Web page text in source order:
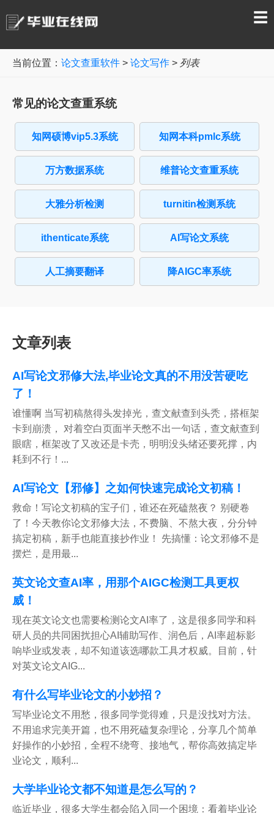
☰
当前位置： 论文查重软件 > 论文写作 > 列表
常见的论文查重系统
知网硕博vip5.3系统 知网本科pmlc系统
万方数据系统 维普论文查重系统
大雅分析检测 turnitin检测系统
ithenticate系统 AI写论文系统
人工摘要翻译 降AIGC率系统
文章列表
AI写论文邪修大法,毕业论文真的不用没苦硬吃
了！
谁懂啊 当写初稿熬得头发掉光，查文献查到头秃，搭框架
卡到崩溃， 对着空白页面半天憋不出一句话，查文献查到
眼瞎，框架改了又改还是卡壳，明明没头绪还要死撑，内
耗到不行！...
AI写论文【邪修】之如何快速完成论文初稿！
救命！写论文初稿的宝子们，谁还在死磕熬夜？ 别硬卷
了！今天教你论文邪修大法，不费脑、不熬大夜，分分钟
搞定初稿，新手也能直接抄作业！ 先搞懂：论文邪修不是
摆烂，是用最...
英文论文查AI率，用那个AIGC检测工具更权
威！
现在英文论文也需要检测论文AI率了，这是很多同学和科
研人员的共同困扰担心AI辅助写作、润色后，AI率超标影
响毕业或发表，却不知道该选哪款工具才权威。目前，针
对英文论文AIG...
有什么写毕业论文的小妙招？
写毕业论文不用愁，很多同学觉得难，只是没找对方法。
不用追求完美开篇，也不用死磕复杂理论，分享几个简单
好操作的小妙招，全程不绕弯、接地气，帮你高效搞定毕
业论文，顺利...
大学毕业论文都不知道是怎么写的？
临近毕业，很多大学生都会陷入同一个困境：看着毕业论